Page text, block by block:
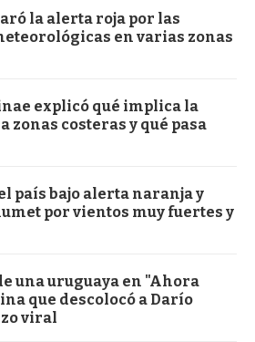
la alerta roja por las
en varias zonas
explicó qué implica la
zonas costeras y qué pasa
país bajo alerta naranja y
por vientos muy fuertes y
una uruguaya en "Ahora
que descolocó a Darío
viral